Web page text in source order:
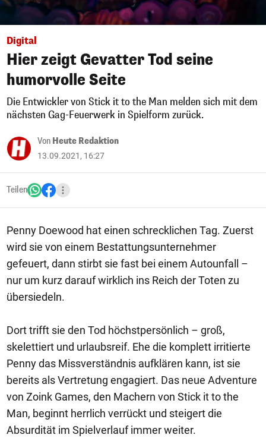
Digital
Hier zeigt Gevatter Tod seine
humorvolle Seite
Die Entwickler von Stick it to the Man melden sich mit dem
nächsten Gag-Feuerwerk in Spielform zurück.
Von Heute Redaktion
13.09.2021, 16:27
Teilen
Penny Doewood hat einen schrecklichen Tag. Zuerst
wird sie von einem Bestattungsunternehmer
gefeuert, dann stirbt sie fast bei einem Autounfall –
nur um kurz darauf wirklich ins Reich der Toten zu
übersiedeln.
Dort trifft sie den Tod höchstpersönlich – groß,
skelettiert und urlaubsreif. Ehe die komplett irritierte
Penny das Missverständnis aufklären kann, ist sie
bereits als Vertretung engagiert. Das neue Adventure
von Zoink Games, den Machern von Stick it to the
Man, beginnt herrlich verrückt und steigert die
Absurdität im Spielverlauf immer weiter.